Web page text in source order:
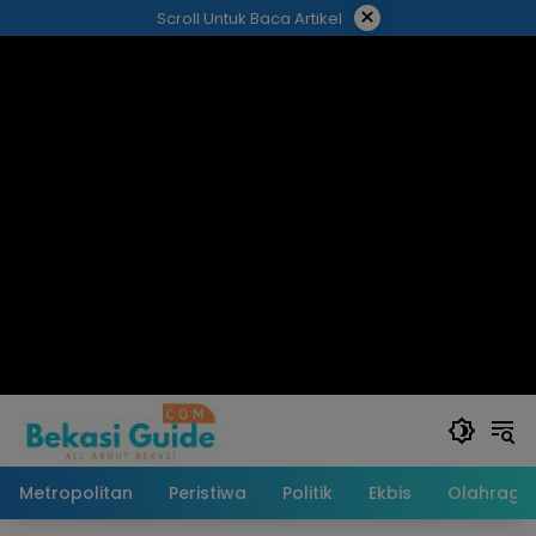
ke
Scroll Untuk Baca Artikel ×
Metropolitan Peristiwa Politik Ekbis Olahraga